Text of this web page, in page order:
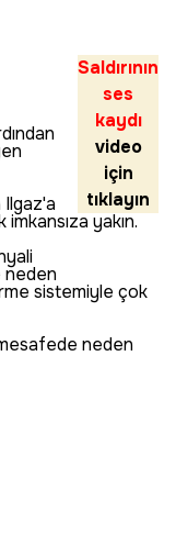
Saldırının
ses
kaydı
video
için
tıklayın
Ilgaz'a
yakın.
neden
sistemiyle çok
neden